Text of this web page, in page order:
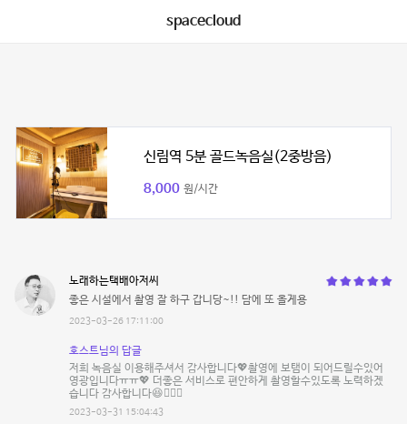
spacecloud
신림역 5분 골드녹음실(2중방음)
8,000 원/시간
노래하는택배아저씨
좋은 시설에서 촬영 잘 하구 갑니당~!! 담에 또 올게용
2023-03-26 17:11:00
호스트님의 답글
저희 녹음실 이용해주셔서 감사합니다💖촬영에 보탬이 되어드릴수있어
영광입니다ㅠㅠ💖 더좋은 서비스로 편안하게 촬영할수있도록 노력하겠
습니다 감사합니다😆👍🏻💖
2023-03-31 15:04:43